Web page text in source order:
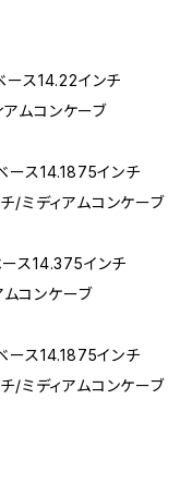
ス14.22インチ
ムコンケーブ
ース14.1875インチ
/ミディアムコンケーブ
ス14.375インチ
コンケーブ
ース14.1875インチ
/ミディアムコンケーブ